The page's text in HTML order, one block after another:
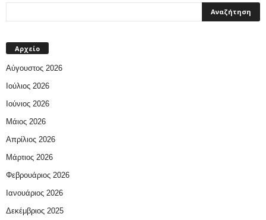
Αρχείο
Αύγουστος 2026
Ιούλιος 2026
Ιούνιος 2026
Μάιος 2026
Απρίλιος 2026
Μάρτιος 2026
Φεβρουάριος 2026
Ιανουάριος 2026
Δεκέμβριος 2025